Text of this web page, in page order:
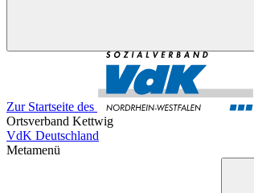
Zur Startseite des
Ortsverband Kettwig
VdK Deutschland
Metamenü